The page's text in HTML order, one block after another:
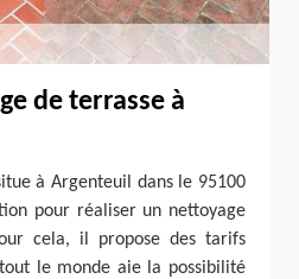
de terrasse à
à Argenteuil dans le 95100
pour réaliser un nettoyage
cela, il propose des tarifs
le monde aie la possibilité